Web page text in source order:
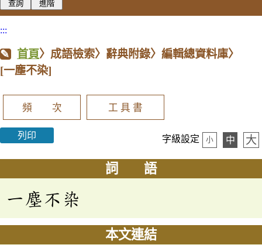
:::
首頁〉成語檢索〉辭典附錄〉編輯總資料庫〉
[一塵不染]
頻 次 工 具 書
列印 字級設定 小 中 大
詞 語
一塵不染
本文連結